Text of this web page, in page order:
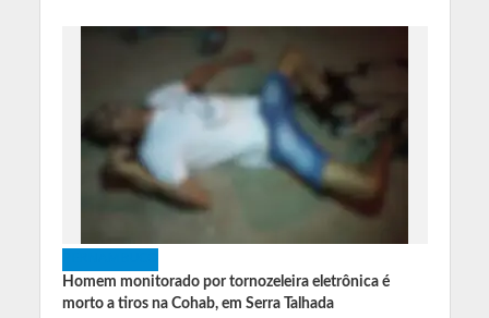
Homem monitorado por tornozeleira eletrônica é
morto a tiros na Cohab, em Serra Talhada